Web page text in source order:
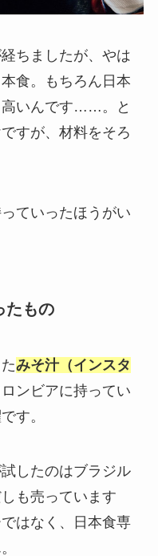
ちましたが、やは
食。もちろん日本
高いんです……。と
すが、材料をそろ
ていったほうがい
たもの
みそ汁（インスタ
ンビアに持ってい
す。
したのはブラジル
も売っています
はなく、日本食専